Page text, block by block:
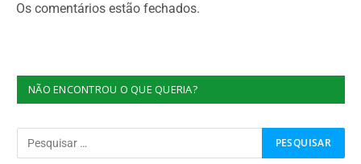
Os comentários estão fechados.
NÃO ENCONTROU O QUE QUERIA?